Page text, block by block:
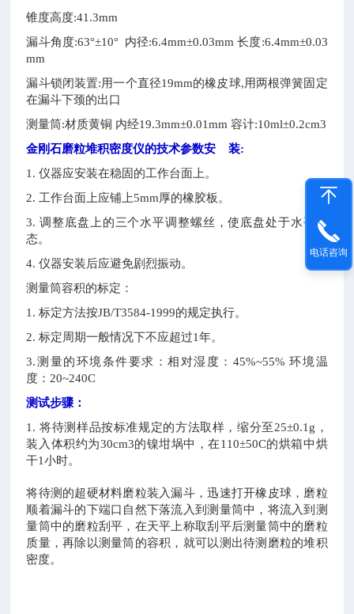
锥度高度:41.3mm
漏斗角度:63°±10° 内径:6.4mm±0.03mm 长度:6.4mm±0.03
mm
漏斗锁闭装置:用一个直径19mm的橡皮球,用两根弹簧固定
在漏斗下颈的出口
测量筒:材质黄铜 内经19.3mm±0.01mm 容计:10ml±0.2cm3
金刚石磨粒堆积密度仪的技术参数安 装:
1. 仪器应安装在稳固的工作台面上。
2. 工作台面上应铺上5mm厚的橡胶板。
3. 调整底盘上的三个水平调整螺丝，使底盘处于水平状
态。
4. 仪器安装后应避免剧烈振动。
测量筒容积的标定：
1. 标定方法按JB/T3584-1999的规定执行。
2. 标定周期一般情况下不应超过1年。
3.测量的环境条件要求：相对湿度：45%~55% 环境温
度：20~240C
测试步骤：
1. 将待测样品按标准规定的方法取样，缩分至25±0.1g，
装入体积约为30cm3的镍坩埚中，在110±50C的烘箱中烘
干1小时。
将待测的超硬材料磨粒装入漏斗，迅速打开橡皮球，磨粒
顺着漏斗的下端口自然下落流入到测量筒中，将流入到测
量筒中的磨粒刮平，在天平上称取刮平后测量筒中的磨粒
质量，再除以测量筒的容积，就可以测出待测磨粒的堆积
密度。
电话咨询